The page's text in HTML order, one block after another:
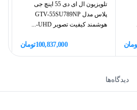
تلویزیون ال ای دی 55 اینچ جی
پلاس مدل GTV-55SU789NP
هوشمند کیفیت تصویر UHD-...
100,837,000تومان
دیدگاه‌ها